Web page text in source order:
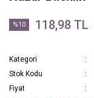
%10 118,98 TL
Kategori
Stok Kodu
Fiyat